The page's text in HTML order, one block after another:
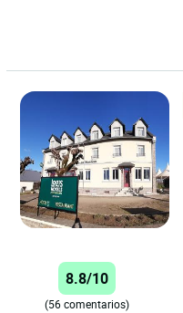
8.8/10
(56 comentarios)